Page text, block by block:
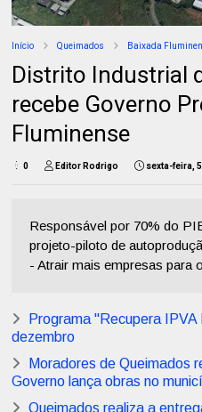
Início Queimados Baixada
Distrito Industrial
recebe Governo
Fluminense
0 Editor Rodrigo sexta-feira,
Responsável por 70% do
projeto-piloto de
- Atrair mais empresas para
Programa "Recupera
dezembro
Moradores de Queimados
Governo lança obras no
Queimados realiza a